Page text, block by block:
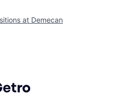
at Demecan
by Getro.com